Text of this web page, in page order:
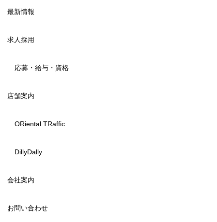
最新情報
求人採用
応募・給与・資格
店舗案内
ORiental TRaffic
DillyDally
会社案内
お問い合わせ